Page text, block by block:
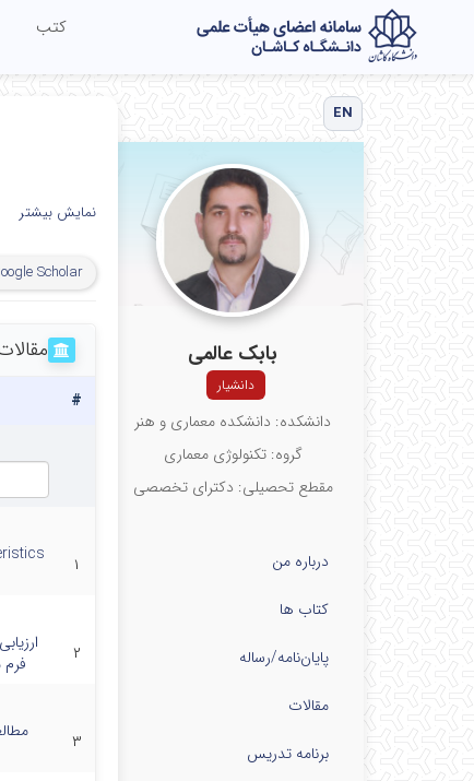
کتب
EN
بابک عالمی
دانشیار
دانشکده: دانشکده معماری و هنر
گروه: تکنولوژی معماری
مقطع تحصیلی: دکترای تخصصی
درباره من
کتاب ها
پایان‌نامه‌/رساله
مقالات
برنامه تدریس
نمایش بیشتر
Scholar
#
۱
۲
۳